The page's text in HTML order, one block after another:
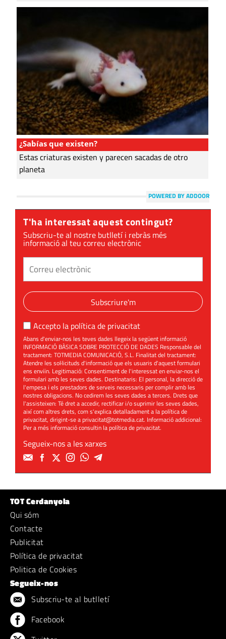
¿Sabías que existen?
Estas criaturas existen y parecen sacadas de otro
planeta
POWERED BY ADDOOR
T'ha interessat aquest contingut?
Subscriu-te al nostre butlletí i rebràs més
informació al teu correu electrònic
Subscriure'm
Accepto la política de privacitat
Abans d'enviar-nos les teves dades llegeix la següent informació
INFORMACIÓ BÀSICA SOBRE PROTECCIÓ DE DADES Responsable del
tractament: TOTMEDIA COMUNICACIÓ, S.L. Finalitat del tractament:
Atendre les sol·licituds d'informació que els usuaris d'aquest formulari
ens enviïn. Legitimació: Consentiment de l'interessat en enviar-nos el
formulari amb les seves dades. Destinataris: El personal, la direcció de
l'empesa i els prestadors de serveis necessaris per complir amb les
nostres obligacions. No cedirem les seves dades a tercers. Drets que
l'assisteixen: Té dret a accedir, rectificar i/o suprimir les seves dades,
així com altres drets, com s'explica detalladament a la política de
privacitat, dirigint-se aprivacitat@totmedia.cat. Informació addicional:
Per a més informació consultin lapolítica de privacitat.
Segueix-nos a les xarxes
TOT Cerdanyola
Qui sóm
Contacte
Publicitat
Política de privacitat
Politica de Cookies
Segueix-nos
Subscriu-te al butlletí
Facebook